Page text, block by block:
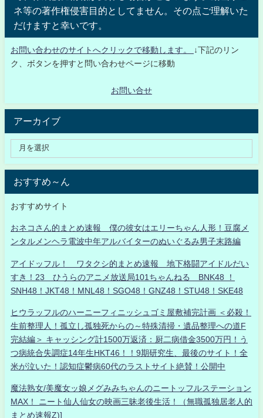
ネ等の著作権侵害目的としてません。その点ご理解いた
だけますと幸いです。
お問い合わせのサイトへクリックで移動します。
↓下記のリン
ク、ボタンを押すと問い合わせページに移動
お問い合せ
アーカイブ
おすすめ～ん
おすすめサイト
おネコさん的まとめ速報 僕の彼女はエリーちゃん人形！豆腐メ
ンタルメンヘラ電波中年アルバイターのぬいぐるみ男子末路編
アイドッフル！ ワタクシ的まとめ速報 地下格闘アイドルだい
すき！23 ひうらのアニメ放送局101ちゃんねる BNK48 ！
SNH48！JKT48！MNL48！SGO48！GNZ48！STU48！SKE48
ヒウラッフルのハーニーフィニッシュゴミ屋敷補完計画 ＜必殺！
生前整理人！孤立し孤独死からの～特殊清掃・遺品整理への道F
完結編＞ キャッシング計1500万返済：厨二病借金3500万円！う
つ病統合失調症14年生HKT46！！9期研究生、最後のサイト！全
米が泣いた！認知症鬱病60代のラストサイト絶賛！公開中
魔法熟女/美魔女ッ娘メグみみちゃんのニートッフルステーション
MAX！ ニート仙人仙女の映画三昧老後生活！（無職孤独居老人的
まとめ速報Z)]